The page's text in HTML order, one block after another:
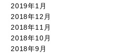
2019年1月
2018年12月
2018年11月
2018年10月
2018年9月